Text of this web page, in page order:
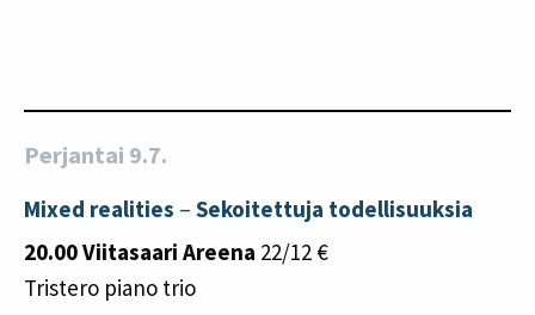
Perjantai 9.7.
Mixed realities – Sekoitettuja todellisuuksia
20.00 Viitasaari Areena 22/12 €
Tristero piano trio